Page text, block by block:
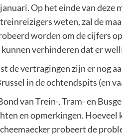
Op het einde van deze
weten, zal de
worden om de cijfers
verhinderen dat er
de vertragingen zijn er nog
in de ochtendspits (en
van Trein-, Tram- en
en opmerkingen.
probeert de